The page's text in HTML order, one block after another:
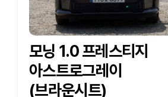
모닝 1.0 프레스티지
아스트로그레이
(브라운시트)